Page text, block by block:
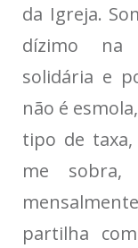
da Igreja.
dízimo na
solidária e
não é
tipo de
me sobra,
partilha